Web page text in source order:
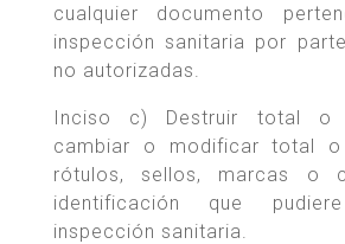
cualquier documento
inspección sanitaria por
no autorizadas.
Inciso c) Destruir total o
cambiar o modificar total o
rótulos, sellos, marcas o
identificación que
inspección sanitaria.